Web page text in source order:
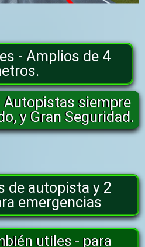
- Amplios de 4
siempre
y Gran Seguridad.
de autopista y 2
emergencias
utiles - para